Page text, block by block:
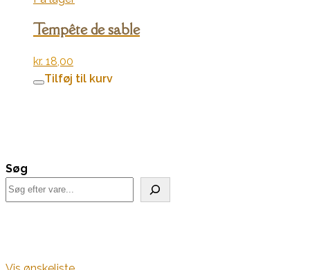
Tempête de sable
kr. 18,00
Tilføj til kurv
Søg